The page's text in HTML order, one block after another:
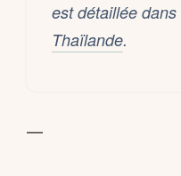
est détaillée dans
Thaïlande.
—